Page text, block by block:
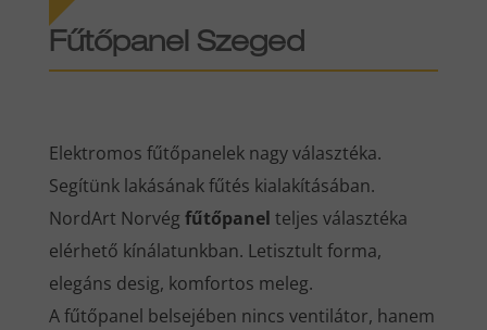
Fűtőpanel Szeged
Elektromos fűtőpanelek nagy választéka.
Segítünk lakásának fűtés kialakításában.
NordArt Norvég fűtőpanel teljes választéka
elérhető kínálatunkban. Letisztult forma,
elegáns desig, komfortos meleg.
A fűtőpanel belsejében nincs ventilátor, hanem